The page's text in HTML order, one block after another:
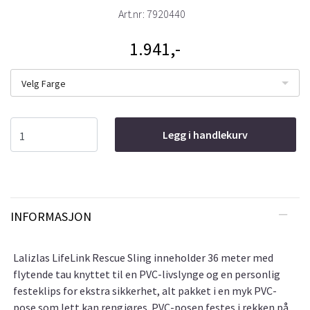
Art.nr: 7920440
1.941,-
Velg Farge
Legg i handlekurv
INFORMASJON
Lalizlas LifeLink Rescue Sling inneholder 36 meter med
flytende tau knyttet til en PVC-livslynge og en personlig
festeklips for ekstra sikkerhet, alt pakket i en myk PVC-